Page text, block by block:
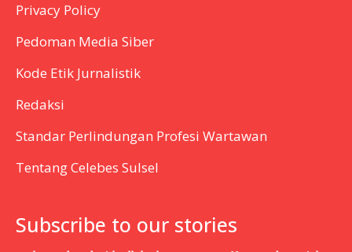
Privacy Policy
Pedoman Media Siber
Kode Etik Jurnalistik
Redaksi
Standar Perlindungan Profesi Wartawan
Tentang Celebes Sulsel
Subscribe to our stories